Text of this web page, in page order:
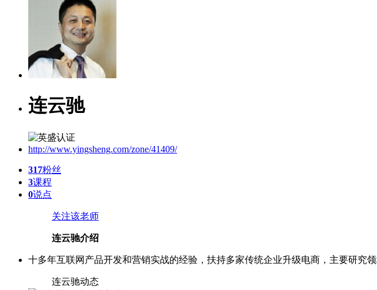
连云驰
http://www.yingsheng.com/zone/41409/
317粉丝
3课程
0说点
关注该老师
连云驰介绍
十多年互联网产品开发和营销实战的经验，扶持多家传统企业升级电商，主要研究
连云驰动态